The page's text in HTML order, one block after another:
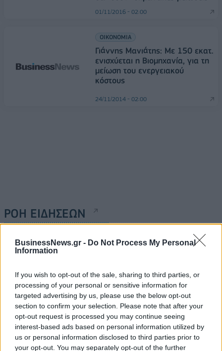
BusinessNews.gr - Do Not Process My Personal
Information
If you wish to opt-out of the sale, sharing to third parties, or
processing of your personal or sensitive information for
targeted advertising by us, please use the below opt-out
section to confirm your selection. Please note that after your
opt-out request is processed you may continue seeing
interest-based ads based on personal information utilized by
us or personal information disclosed to third parties prior to
your opt-out. You may separately opt-out of the further
01/11/2016 - 02:00
ΟΙΚΟΝΟΜΙΑ
Γιάννης Μανιάτης: Με 150 εκατ.
ενισχύεται η Βιομηχανία, για τη
μείωση του ενεργειακού
κόστους
24/11/2014 - 02:00
ΡΟΗ ΕΙΔΗΣΕΩΝ
Κορυφώνεται η έξοδος του Αυγούστου – Πάνω από
56.000 επιβάτες αναχωρούν σήμερα από τα
08/08/2026 - 14:30
Δυτική Αττική: Η επόμενη ημέρα μετά τις πυρκαγιές
– Τα έργα Antinero και η «μάχη» πριν από τις
βροχές
08/08/2026 - 14:08 ΕΛΛΑΔΑ